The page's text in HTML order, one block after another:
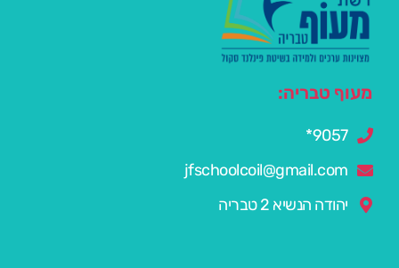
מעוף טבריה:
9057*
jfschoolcoil@gmail.com
יהודה הנשיא 2 טבריה